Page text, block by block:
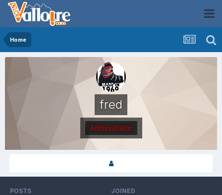
Home
fred
Administrator
POSTS JOINED